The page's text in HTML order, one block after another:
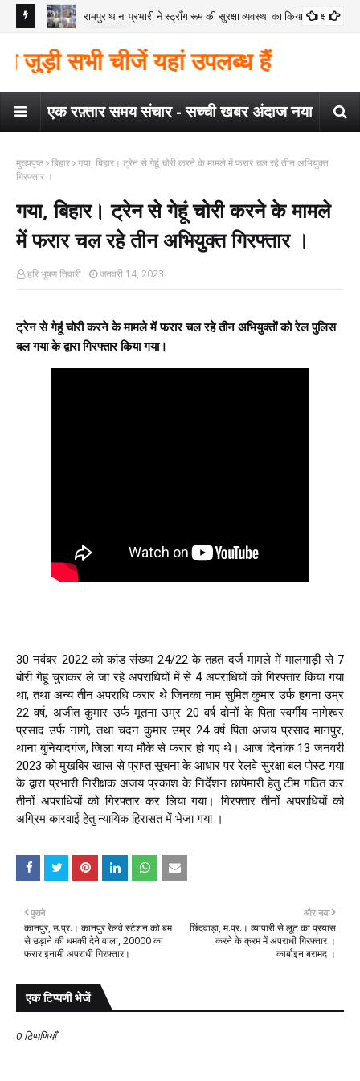
कोंच रामपुर थाना प्रभारी ने स्ट्रॉंग रूम की सुरक्षा व्यवस्था का किया निरीक्षण
सभी चीजें यहां उपलब्ध हैं
एक रफ़्तार समय संचार - सच्ची खबर अंदाज नया
मुख्यपृष्ठ बिहार गया, बिहार। ट्रेन से गेहूं चोरी करने के मामले में फरार चल रहे तीन अभियुक्त
गिरफ्तार ।
गया, बिहार। ट्रेन से गेहूं चोरी करने के मामले
में फरार चल रहे तीन अभियुक्त गिरफ्तार ।
हरि भूषण तिवारी जनवरी 14, 2023
ट्रेन से गेहूं चोरी करने के मामले में फरार चल रहे तीन अभियुक्तों को रेल पुलिस
बल गया के द्वारा गिरफ्तार किया गया।
30 नवंबर 2022 को कांड संख्या 24/22 के तहत दर्ज मामले में मालगाड़ी से 7
बोरी गेहूं चुराकर ले जा रहे अपराधियों में से 4 अपराधियों को गिरफ्तार किया गया
था, तथा अन्य तीन अपराधि फरार थे जिनका नाम सुमित कुमार उर्फ हगना उम्र
22 वर्ष, अजीत कुमार उर्फ मूतना उम्र 20 वर्ष दोनों के पिता स्वर्गीय नागेश्वर
प्रसाद उर्फ नागो, तथा चंदन कुमार उम्र 24 वर्ष पिता अजय प्रसाद मानपुर,
थाना बुनियादगंज, जिला गया मौके से फरार हो गए थे। आज दिनांक 13 जनवरी
2023 को मुखबिर खास से प्राप्त सूचना के आधार पर रेलवे सुरक्षा बल पोस्ट गया
के द्वारा प्रभारी निरीक्षक अजय प्रकाश के निर्देशन छापेमारी हेतु टीम गठित कर
तीनों अपराधियों को गिरफ्तार कर लिया गया। गिरफ्तार तीनों अपराधियों को
अग्रिम कारवाई हेतु न्यायिक हिरासत में भेजा गया ।
और नया
छिंदवाड़ा, म.प्र.। व्यापारी से लूट का प्रयास
करने के क्रम में अपराधी गिरफ्तार ।
कार्बाइन बरामद ।
पुराने
कानपुर, उ.प्र.। कानपुर रेलवे स्टेशन को बम
से उड़ाने की धमकी देने वाला, 20000 का
फरार इनामी अपराधी गिरफ्तार।
एक टिप्पणी भेजें
0 टिप्पणियाँ